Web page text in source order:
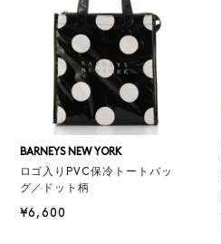
BARNEYS NEW YORK
ロゴ入りPVC保冷トートバッ
グ／ドット柄
¥6,600